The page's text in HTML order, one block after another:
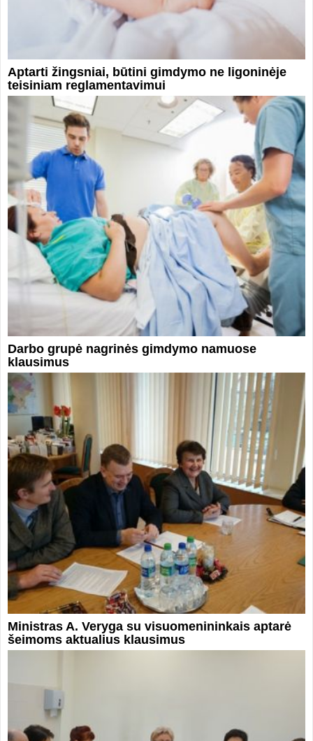
Aptarti žingsniai, būtini gimdymo ne ligoninėje
teisiniam reglamentavimui
Darbo grupė nagrinės gimdymo namuose
klausimus
Ministras A. Veryga su visuomenininkais aptarė
šeimoms aktualius klausimus